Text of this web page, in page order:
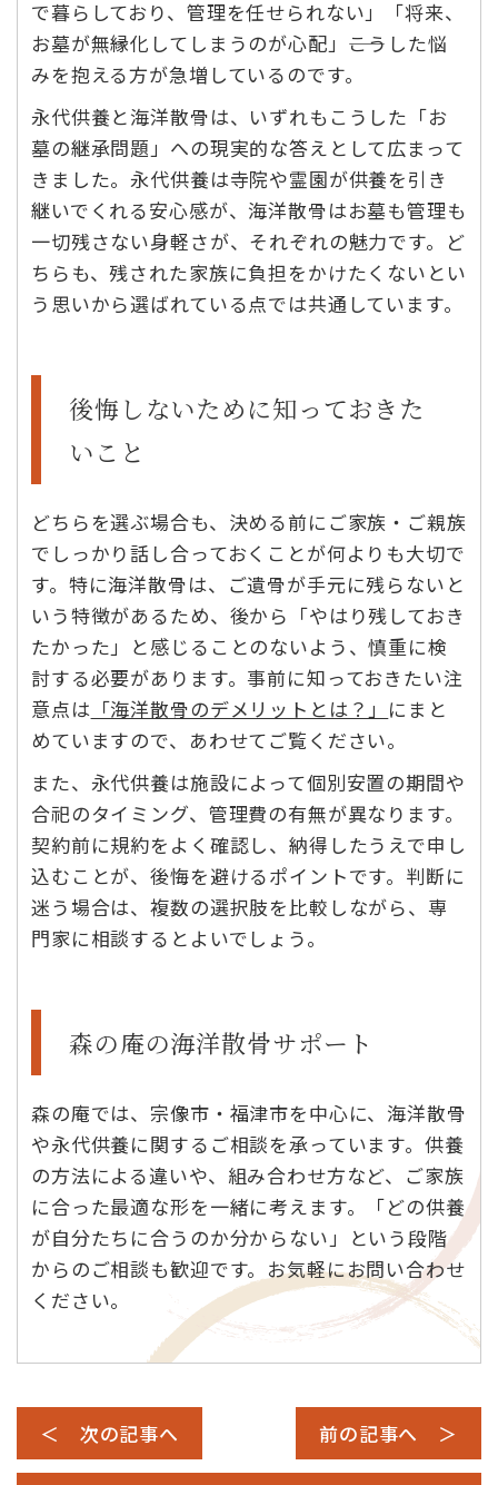
で暮らしており、管理を任せられない」「将来、
お墓が無縁化してしまうのが心配」――こうした悩
みを抱える方が急増しているのです。
永代供養と海洋散骨は、いずれもこうした「お
墓の継承問題」への現実的な答えとして広まって
きました。永代供養は寺院や霊園が供養を引き
継いでくれる安心感が、海洋散骨はお墓も管理も
一切残さない身軽さが、それぞれの魅力です。ど
ちらも、残された家族に負担をかけたくないとい
う思いから選ばれている点では共通しています。
後悔しないために知っておきた
いこと
どちらを選ぶ場合も、決める前にご家族・ご親族
でしっかり話し合っておくことが何よりも大切で
す。特に海洋散骨は、ご遺骨が手元に残らないと
いう特徴があるため、後から「やはり残しておき
たかった」と感じることのないよう、慎重に検
討する必要があります。事前に知っておきたい注
意点は 「海洋散骨のデメリットとは？」 にまと
めていますので、あわせてご覧ください。
また、永代供養は施設によって個別安置の期間や
合祀のタイミング、管理費の有無が異なります。
契約前に規約をよく確認し、納得したうえで申し
込むことが、後悔を避けるポイントです。判断に
迷う場合は、複数の選択肢を比較しながら、専
門家に相談するとよいでしょう。
森の庵の海洋散骨サポート
森の庵では、宗像市・福津市を中心に、海洋散骨
や永代供養に関するご相談を承っています。供養
の方法による違いや、組み合わせ方など、ご家族
に合った最適な形を一緒に考えます。「どの供養
が自分たちに合うのか分からない」という段階
からのご相談も歓迎です。お気軽にお問い合わせ
ください。
＜ 次の記事へ 前の記事へ ＞